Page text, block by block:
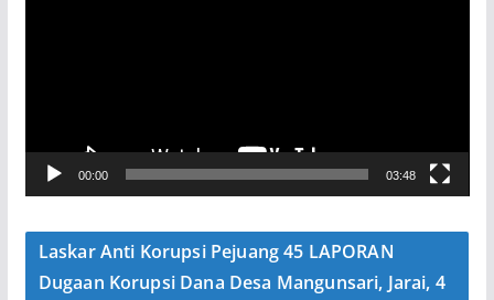
V
e
00:00 03:48
Laskar Anti Korupsi Pejuang 45 LAPORAN
Dugaan Korupsi Dana Desa Mangunsari, Jarai, 4